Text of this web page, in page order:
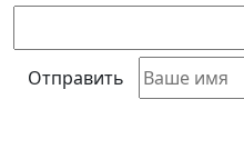
Отправить